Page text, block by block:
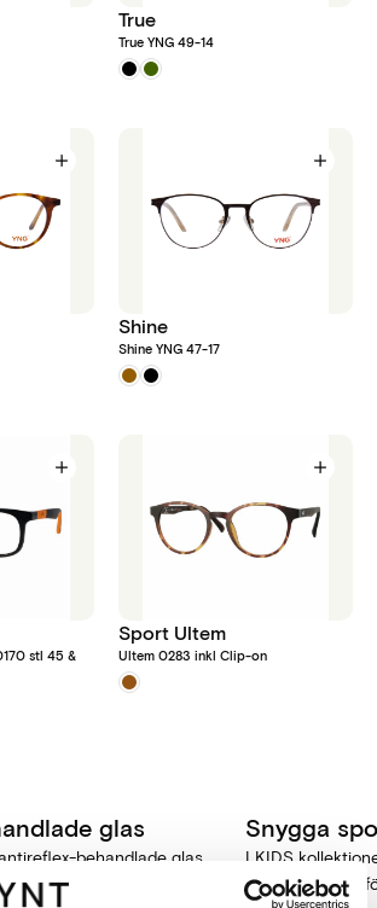
True
True YNG 49-14
Shine
Shine YNG 47-17
stl 45 &
Sport Ultem
Ultem 0283 inkl Clip-on
glas
behandlade glas
Snygga
I KIDS
glasögonbågar